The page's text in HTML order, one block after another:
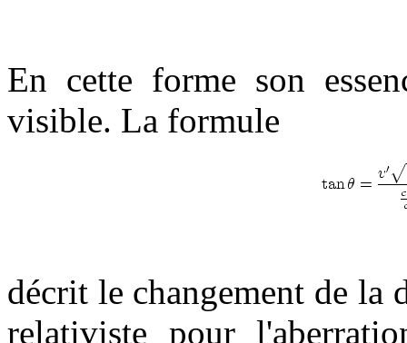
En cette forme son
visible. La formule
décrit le changement de la
relativiste pour